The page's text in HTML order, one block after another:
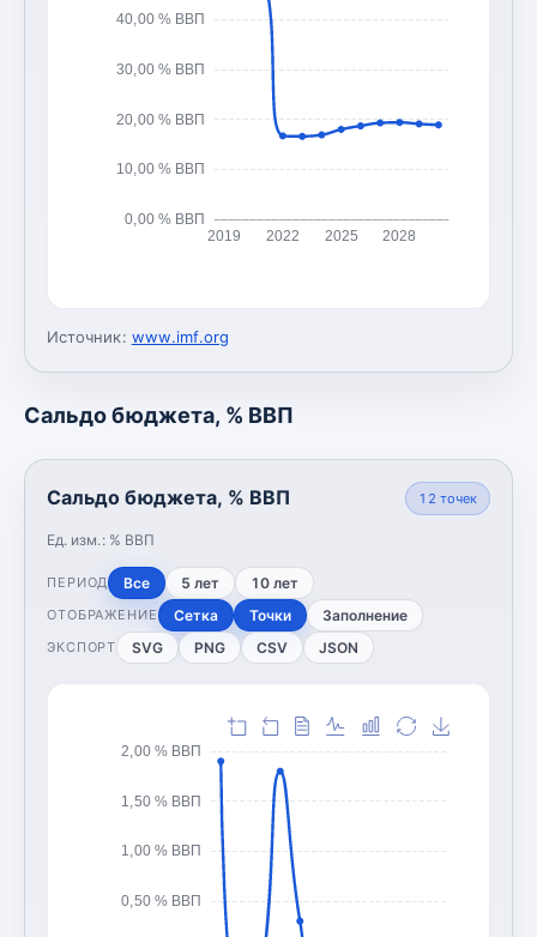
0,00 % ВВП
10,00 % ВВП
20,00 % ВВП
30,00 % ВВП
40,00 % ВВП
2019 2022 2025 2028
Источник: www.imf.org
Сальдо бюджета, % ВВП
Сальдо бюджета, % ВВП
Ед. изм.: % ВВП
12 точек
ПЕРИОД Все 5 лет 10 лет
ОТОБРАЖЕНИЕ Сетка Точки Заполнение
ЭКСПОРТ SVG PNG CSV JSON
0,50 % ВВП
1,00 % ВВП
1,50 % ВВП
2,00 % ВВП